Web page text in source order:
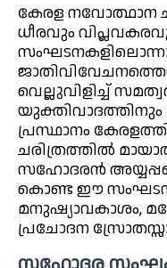
കേരള നവോത്ഥാന
ധീരവും
വെല്ലുവിളിച്ച്
യുക്തിവാദത്തിനും
പ്രസ്ഥാനം
ചരിത്രത്തിൽ
സഹോദരൻ
കൊണ്ട ഈ സംഘടന
മനുഷ്യാവകാശം,
പ്രചോദന